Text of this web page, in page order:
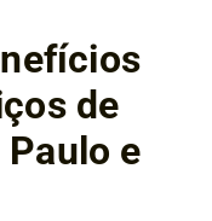
de
e